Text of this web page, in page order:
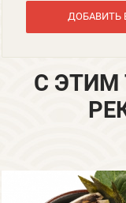
ДОБАВИТЬ
С ЭТИМ